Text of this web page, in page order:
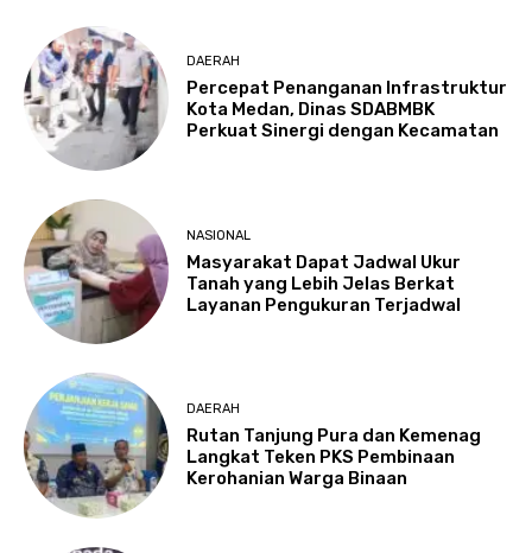
DAERAH
Percepat Penanganan Infrastruktur
Kota Medan, Dinas SDABMBK
Perkuat Sinergi dengan Kecamatan
NASIONAL
Masyarakat Dapat Jadwal Ukur
Tanah yang Lebih Jelas Berkat
Layanan Pengukuran Terjadwal
DAERAH
Rutan Tanjung Pura dan Kemenag
Langkat Teken PKS Pembinaan
Kerohanian Warga Binaan